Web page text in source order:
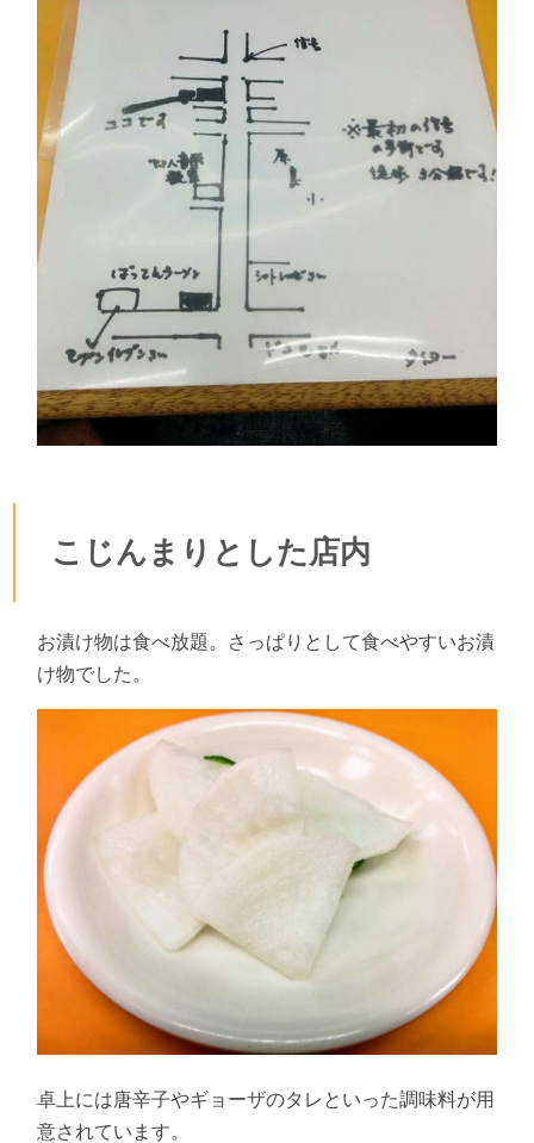
こじんまりとした店内
お漬け物は食べ放題。さっぱりとして食べやすいお漬
け物でした。
卓上には唐辛子やギョーザのタレといった調味料が用
意されています。